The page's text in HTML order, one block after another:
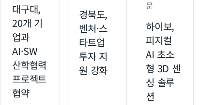
대구대,
20개 기
업과
AI·SW
산학협력
프로젝트
협약
경북도,
벤처·스
타트업
투자 지
원 강화
문
하이보,
피지컬
AI 초소
형 3D 센
싱 솔루
션